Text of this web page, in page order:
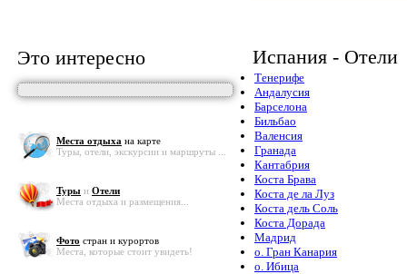
Это интересно
Места отдыха на карте
Туры, отели, экскурсии и маршруты ...
Туры и Отели
Места отдыха и размещения...
Фото стран и курортов
Места, которые стоит увидеть!
Испания - Отели
Тенерифе
Андалусия
Барселона
Бильбао
Валенсия
Гранада
Кантабрия
Коста Брава
Коста де ла Луз
Коста дель Соль
Коста Дорада
Мадрид
о. Гран Канария
о. Ибица